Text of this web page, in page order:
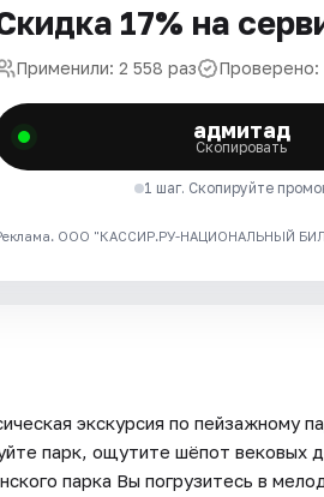
17% на
Применили: 2 558 раз Проверено:
адмитад
Скопировать
1 шаг. Скопируйте
ООО "КАССИР.РУ-НАЦИОНАЛЬНЫЙ
экскурсия по пейзажному
парк, ощутите шёпот вековых
парка Вы погрузитесь в